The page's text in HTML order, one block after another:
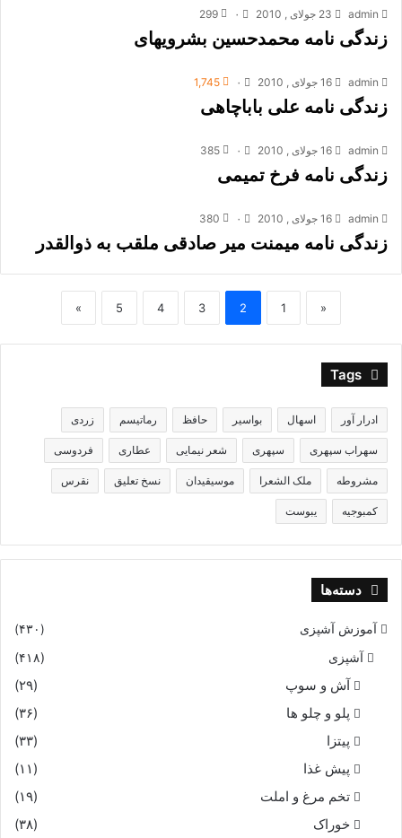
admin 23 جولای , 2010 ۰ 299
زندگی نامه محمدحسین بشرویه‏ای
admin 16 جولای , 2010 ۰ 1,745
زندگی نامه علی باباچاهی
admin 16 جولای , 2010 ۰ 385
زندگی نامه فرخ تمیمی
admin 16 جولای , 2010 ۰ 380
زندگی نامه میمنت میر صادقی ملقب به ذوالقدر
«
1
2
3
4
5
»
Tags
ادرار آور اسهال بواسیر حافظ رماتیسم زردی
سهراب سپهری سپهری شعر نیمایی عطاری فردوسی
مشروطه ملک الشعرا موسیقیدان نسخ تعلیق نقرس
کمبوجیه یبوست
دسته‌ها
آموزش آشپزی (۴۳۰)
آشپزی (۴۱۸)
آش و سوپ
(۲۹)
پلو و چلو ها
(۳۶)
پیتزا
(۳۳)
پیش غذا
(۱۱)
تخم مرغ و املت
(۱۹)
خوراک
(۳۸)